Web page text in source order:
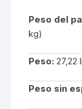
Peso del
kg)
Peso: 27,22
Peso sin